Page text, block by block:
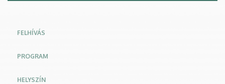
Konferencia
weboldal
FELHÍVÁS
PROGRAM
HELYSZÍN